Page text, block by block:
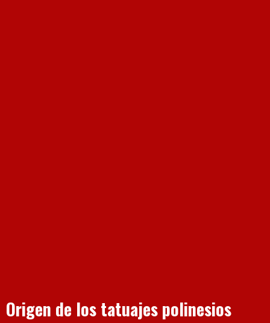
Origen de los tatuajes polinesios